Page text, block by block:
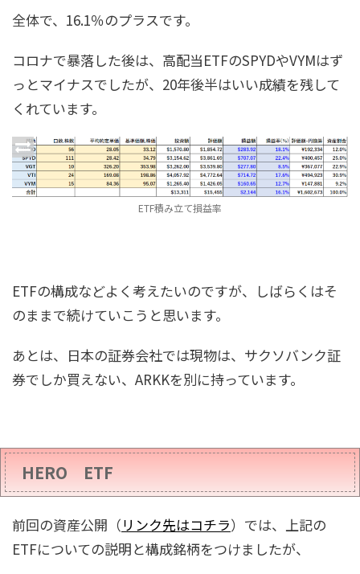
全体で、16.1％のプラスです。
コロナで暴落した後は、高配当ETFのSPYDやVYMはず
っとマイナスでしたが、20年後半はいい成績を残して
くれています。
ETF積み立て損益率
ETFの構成などよく考えたいのですが、しばらくはそ
のままで続けていこうと思います。
あとは、日本の証券会社では現物は、サクソバンク証
券でしか買えない、ARKKを別に持っています。
HERO ETF
前回の資産公開（リンク先はコチラ）では、上記の
ETFについての説明と構成銘柄をつけましたが、